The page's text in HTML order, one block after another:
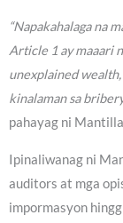
“Napakahalaga na
Article 1 ay maaari
unexplained
kinalaman sa
pahayag ni
Ipinaliwanag ni
auditors at mga
impormasyon